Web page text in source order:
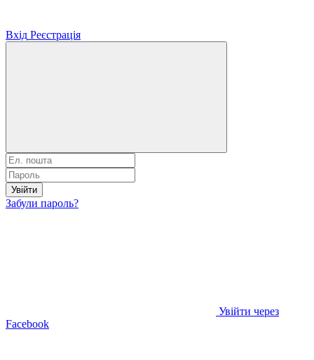
Вхід Реєстрація
Увійти
Забули пароль?
Увійти через
Facebook